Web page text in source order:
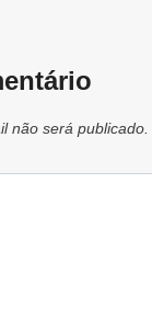
não será publicado.